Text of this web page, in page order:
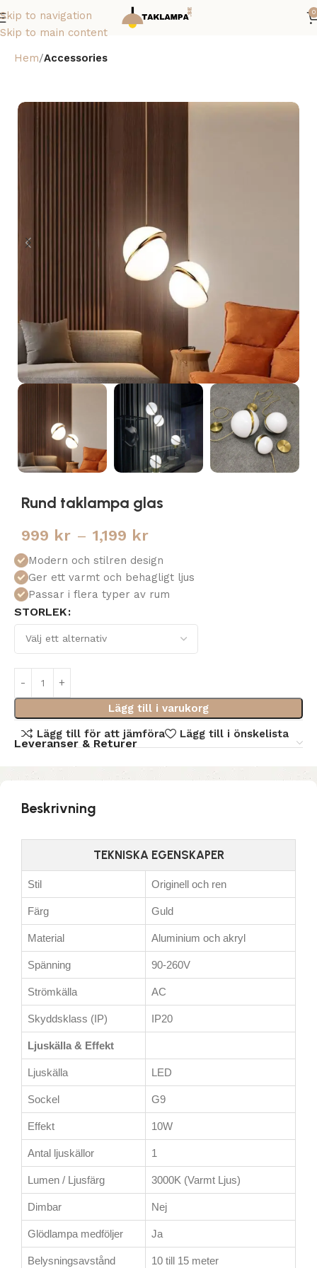
Skip to navigation
Skip to main content
0
Hem Accessories
Rund taklampa glas
999 kr – 1,199 kr
Modern och stilren design
Ger ett varmt och behagligt ljus
Passar i flera typer av rum
STORLEK
Lägg till i varukorg
Lägg till för att jämföra
Lägg till i önskelista
Leveranser & Returer
Beskrivning
TEKNISKA EGENSKAPER
Stil Originell och ren
Färg Guld
Material Aluminium och akryl
Spänning 90-260V
Strömkälla AC
Skyddsklass (IP) IP20
Ljuskälla & Effekt
Ljuskälla LED
Sockel G9
Effekt 10W
Antal ljuskällor 1
Lumen / Ljusfärg 3000K (Varmt Ljus)
Dimbar Nej
Glödlampa medföljer Ja
Belysningsavstånd 10 till 15 meter